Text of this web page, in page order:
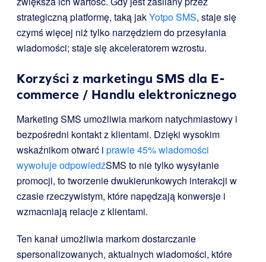
strategiczną platformę, taką jakYotpo SMS, staje się
czymś więcej niż tylko narzędziem do przesyłania
wiadomości; staje się akceleratorem wzrostu.
Korzyści z marketingu SMS dla E-
commerce / Handlu elektronicznego
Marketing SMS umożliwia markom natychmiastowy i
bezpośredni kontakt z klientami. Dzięki wysokim
wskaźnikom otwarć i prawie 45% wiadomości
wywołuje odpowiedźSMS to nie tylko wysyłanie
promocji, to tworzenie dwukierunkowych interakcji w
czasie rzeczywistym, które napędzają konwersje i
wzmacniają relacje z klientami.
Ten kanał umożliwia markom dostarczanie
spersonalizowanych, aktualnych wiadomości, które